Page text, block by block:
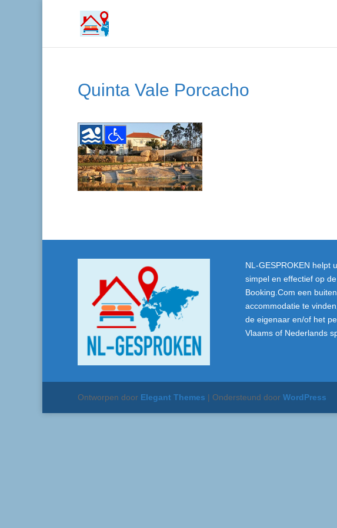
Quinta Vale Porcacho
NL-GESPROKEN helpt
simpel en effectief op
Booking.Com een
accommodatie te
de eigenaar en/of het
Vlaams of Nederlands
Ontworpen door Elegant Themes | Ondersteund door WordPress